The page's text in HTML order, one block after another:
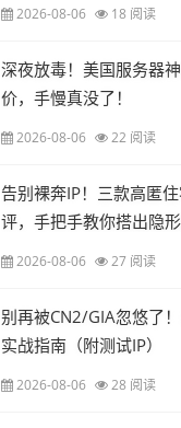
2026-08-06 18 阅读
深夜放毒！美国服务器
价，手慢真没了！
2026-08-06 22 阅读
告别裸奔IP！三款高匿
评，手把手教你搭出隐
2026-08-06 27 阅读
别再被CN2/GIA忽悠了
实战指南（附测试IP）
2026-08-06 28 阅读